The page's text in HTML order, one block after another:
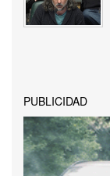
PUBLICIDAD